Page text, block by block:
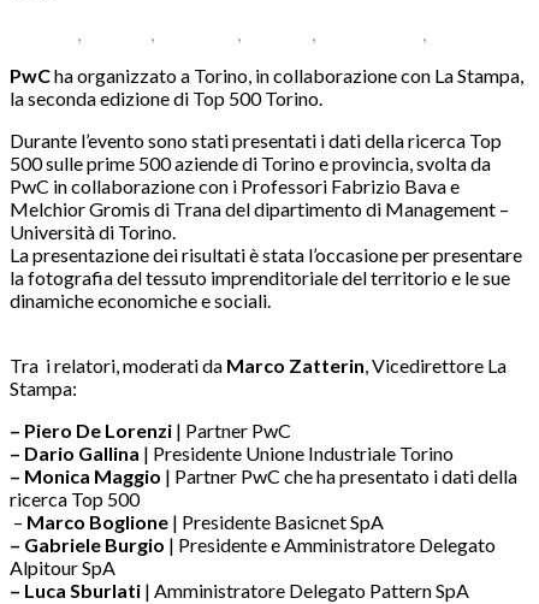
, , , , ,
PwCha organizzato a Torino, in collaborazione con La Stampa,
la seconda edizione di Top 500 Torino.
Durante l’evento sono stati presentati i dati della ricerca Top
500 sulle prime 500 aziende di Torino e provincia, svolta da
PwC in collaborazione con i Professori Fabrizio Bava e
Melchior Gromis di Trana del dipartimento di Management –
Università di Torino.
La presentazione dei risultati è stata l’occasione per presentare
la fotografia del tessuto imprenditoriale del territorio e le sue
dinamiche economiche e sociali.
Tra i relatori, moderati da Marco Zatterin, Vicedirettore La
Stampa:
– Piero De Lorenzi | Partner PwC
– Dario Gallina | Presidente Unione Industriale Torino
– Monica Maggio | Partner PwC che ha presentato i dati della
ricerca Top 500
– Marco Boglione | Presidente Basicnet SpA
– Gabriele Burgio | Presidente e Amministratore Delegato
Alpitour SpA
– Luca Sburlati | Amministratore Delegato Pattern SpA